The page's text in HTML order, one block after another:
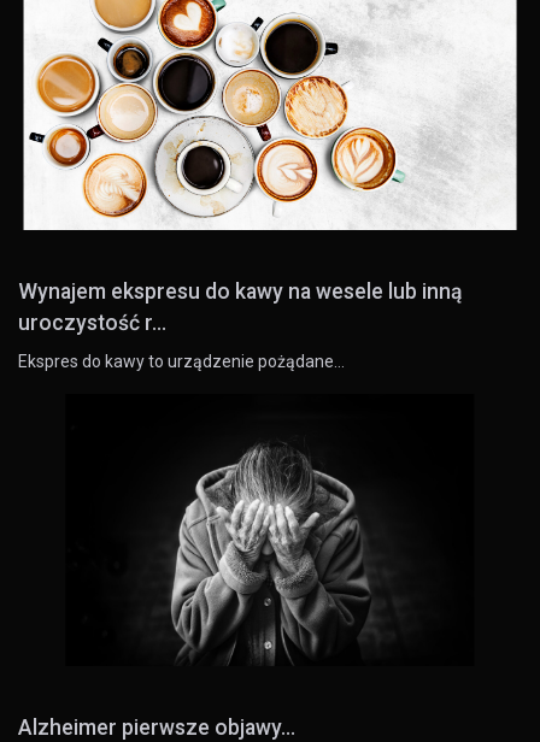
Wynajem ekspresu do kawy na wesele lub inną
uroczystość r...
Ekspres do kawy to urządzenie pożądane…
Alzheimer pierwsze objawy...